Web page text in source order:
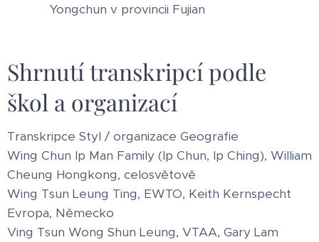
Yongchun v provincii Fujian
Shrnutí transkripcí podle
škol a organizací
Transkripce Styl / organizace Geografie
Wing Chun Ip Man Family (Ip Chun, Ip Ching), William
Cheung Hongkong, celosvětově
Wing Tsun Leung Ting, EWTO, Keith Kernspecht
Evropa, Německo
Ving Tsun Wong Shun Leung, VTAA, Gary Lam